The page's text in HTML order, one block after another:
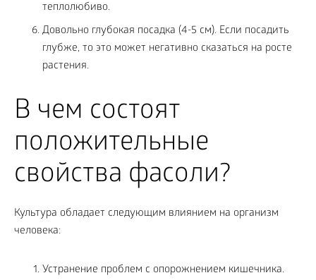
теплолюбиво.
Довольно глубокая посадка (4-5 см). Если посадить
глубже, то это может негативно сказаться на росте
растения.
В чем состоят
положительные
свойства фасоли?
Культура обладает следующим влиянием на организм
человека:
Устранение проблем с опорожнением кишечника.